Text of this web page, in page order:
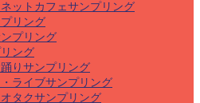
ットカフェサンプリング
リング
プリング
ング
りサンプリング
ライブサンプリング
タクサンプリング